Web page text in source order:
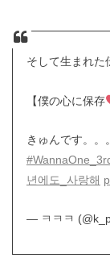
そして生まれた
【僕の心に保存
きゅんです。。。
년에도_사랑해
— ㅋㅋㅋ